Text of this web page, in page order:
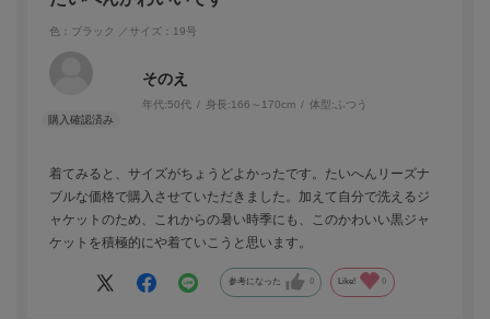
色：ブラック ／サイズ：19号
そのえ
年代:50代 身長:166～170cm 体型: ふつう
着てみると、サイズがちょうどよかったです。たいへんリーズナ
ブルな価格で購入させていただきました。加えて自分で洗えるジ
ャケットのため、これからの暑い時季にも、このかわいい黒ジャ
ケットを積極的にや着ていこうと思います。
参考になった 0 Like! 0